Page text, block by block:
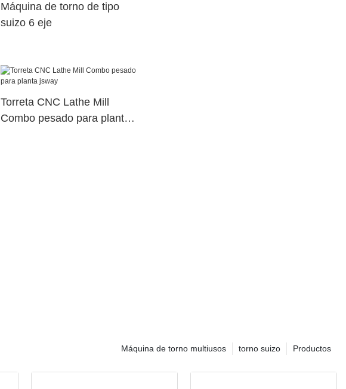
Máquina de torno de tipo
suizo 6 eje
Torreta CNC Lathe Mill
Combo pesado para planta
Productos
torno suizo
Máquina de torno multiusos